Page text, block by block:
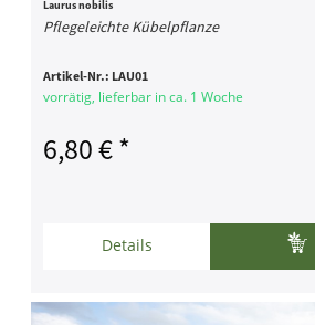
Laurus nobilis
Pflegeleichte Kübelpflanze
Artikel-Nr.: LAU01
vorrätig, lieferbar in ca. 1 Woche
6,80 € *
Details